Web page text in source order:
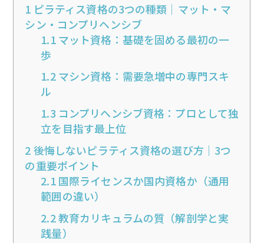
1 ピラティス資格の3つの種類｜マット・マ
シン・コンプリヘンシブ
1.1マット資格：基礎を固める最初の一
歩
1.2マシン資格：需要急増中の専門スキ
ル
1.3 コンプリヘンシブ資格：プロとして独
立を目指す最上位
2後悔しないピラティス資格の選び方｜3つ
の重要ポイント
2.1国際ライセンスか国内資格か（通用
範囲の違い）
2.2教育カリキュラムの質（解剖学と実
践量）